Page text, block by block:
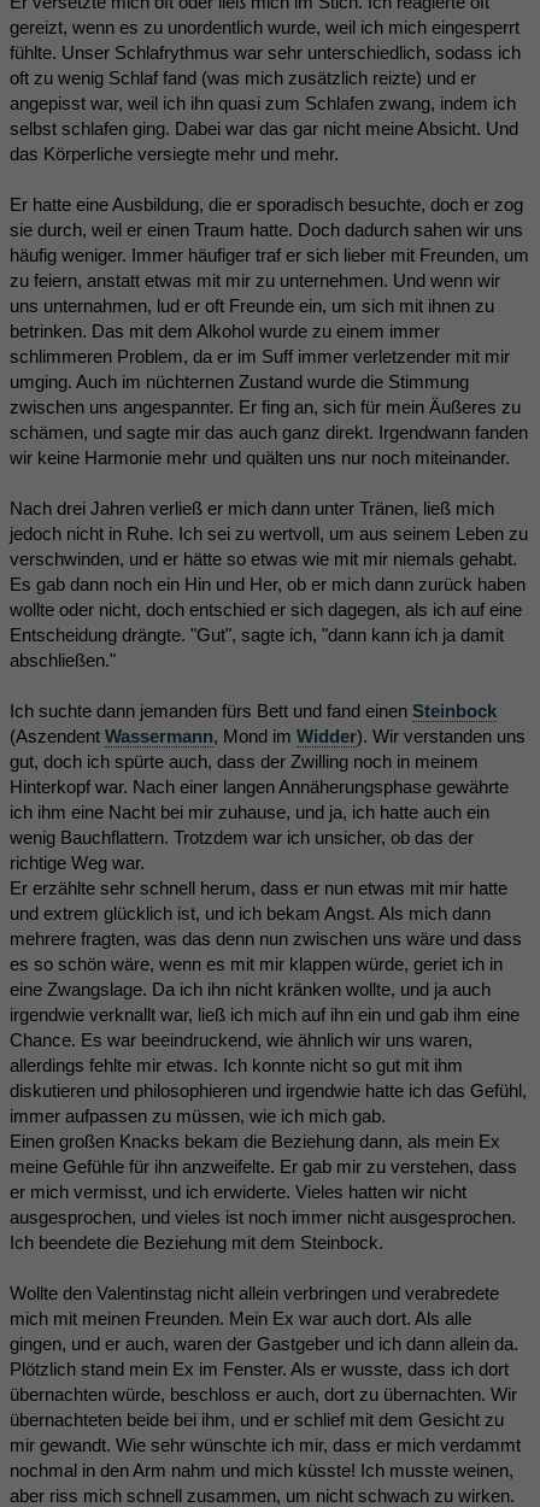
gereizt, wenn es zu unordentlich wurde, weil ich mich eingesperrt
fühlte. Unser Schlafrythmus war sehr unterschiedlich, sodass ich
oft zu wenig Schlaf fand (was mich zusätzlich reizte) und er
angepisst war, weil ich ihn quasi zum Schlafen zwang, indem ich
selbst schlafen ging. Dabei war das gar nicht meine Absicht. Und
das Körperliche versiegte mehr und mehr.
Er hatte eine Ausbildung, die er sporadisch besuchte, doch er zog
sie durch, weil er einen Traum hatte. Doch dadurch sahen wir uns
häufig weniger. Immer häufiger traf er sich lieber mit Freunden, um
zu feiern, anstatt etwas mit mir zu unternehmen. Und wenn wir
uns unternahmen, lud er oft Freunde ein, um sich mit ihnen zu
betrinken. Das mit dem Alkohol wurde zu einem immer
schlimmeren Problem, da er im Suff immer verletzender mit mir
umging. Auch im nüchternen Zustand wurde die Stimmung
zwischen uns angespannter. Er fing an, sich für mein Äußeres zu
schämen, und sagte mir das auch ganz direkt. Irgendwann fanden
wir keine Harmonie mehr und quälten uns nur noch miteinander.
Nach drei Jahren verließ er mich dann unter Tränen, ließ mich
jedoch nicht in Ruhe. Ich sei zu wertvoll, um aus seinem Leben zu
verschwinden, und er hätte so etwas wie mit mir niemals gehabt.
Es gab dann noch ein Hin und Her, ob er mich dann zurück haben
wollte oder nicht, doch entschied er sich dagegen, als ich auf eine
Entscheidung drängte. "Gut", sagte ich, "dann kann ich ja damit
abschließen."
Ich suchte dann jemanden fürs Bett und fand einen Steinbock
(Aszendent Wassermann, Mond im Widder). Wir verstanden uns
gut, doch ich spürte auch, dass der Zwilling noch in meinem
Hinterkopf war. Nach einer langen Annäherungsphase gewährte
ich ihm eine Nacht bei mir zuhause, und ja, ich hatte auch ein
wenig Bauchflattern. Trotzdem war ich unsicher, ob das der
richtige Weg war.
Er erzählte sehr schnell herum, dass er nun etwas mit mir hatte
und extrem glücklich ist, und ich bekam Angst. Als mich dann
mehrere fragten, was das denn nun zwischen uns wäre und dass
es so schön wäre, wenn es mit mir klappen würde, geriet ich in
eine Zwangslage. Da ich ihn nicht kränken wollte, und ja auch
irgendwie verknallt war, ließ ich mich auf ihn ein und gab ihm eine
Chance. Es war beeindruckend, wie ähnlich wir uns waren,
allerdings fehlte mir etwas. Ich konnte nicht so gut mit ihm
diskutieren und philosophieren und irgendwie hatte ich das Gefühl,
immer aufpassen zu müssen, wie ich mich gab.
Einen großen Knacks bekam die Beziehung dann, als mein Ex
meine Gefühle für ihn anzweifelte. Er gab mir zu verstehen, dass
er mich vermisst, und ich erwiderte. Vieles hatten wir nicht
ausgesprochen, und vieles ist noch immer nicht ausgesprochen.
Ich beendete die Beziehung mit dem Steinbock.
Wollte den Valentinstag nicht allein verbringen und verabredete
mich mit meinen Freunden. Mein Ex war auch dort. Als alle
gingen, und er auch, waren der Gastgeber und ich dann allein da.
Plötzlich stand mein Ex im Fenster. Als er wusste, dass ich dort
übernachten würde, beschloss er auch, dort zu übernachten. Wir
übernachteten beide bei ihm, und er schlief mit dem Gesicht zu
mir gewandt. Wie sehr wünschte ich mir, dass er mich verdammt
nochmal in den Arm nahm und mich küsste! Ich musste weinen,
aber riss mich schnell zusammen, um nicht schwach zu wirken.